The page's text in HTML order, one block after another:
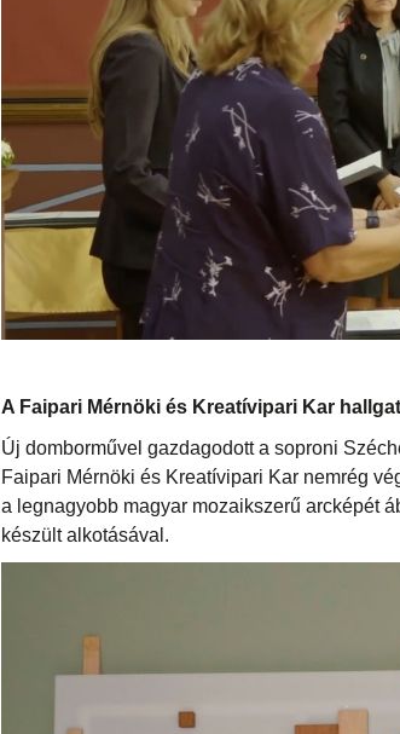
A Faipari Mérnöki és Kreatívipari Kar
Új domborművel gazdagodott a soproni
Faipari Mérnöki és Kreatívipari Kar nemrég
a legnagyobb magyar mozaikszerű arcképét
készült alkotásával.